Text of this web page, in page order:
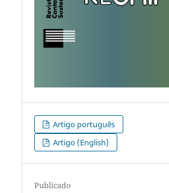
Artigo português
Artigo (English)
Publicado